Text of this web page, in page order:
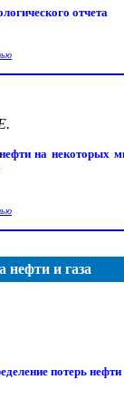
отчета
на некоторых
нефти и газа
потерь нефти